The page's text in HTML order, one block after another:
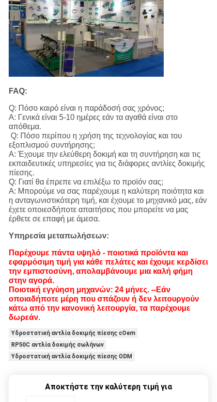
FAQ:
Q: Πόσο καιρό είναι η παράδοσή σας χρόνος;
Α: Γενικά είναι 5-10 ημέρες εάν τα αγαθά είναι στο
απόθεμα.
Q: Πόσο περίπου η χρήση της τεχνολογίας και του
εξοπλισμού συντήρησης;
Α: Έχουμε την ελεύθερη δοκιμή και τη συντήρηση και τις
εκπαιδευτικές υπηρεσίες για τις διάφορες αντλίες δοκιμής
πίεσης.
Q: Γιατί θα έπρεπε να επιλέξω το προϊόν σας;
Α: Μπορούμε να σας παρέχουμε η καλύτερη ποιότητα και
η ανταγωνιστικότερη τιμή, και έχουμε το μηχανικό μας, εάν
έχετε οποιεσδήποτε απαιτήσεις που μπορείτε να μας
έρθετε σε επαφή με άμεσα.
Υπηρεσία μεταπωλήσεων:
Παρέχουμε πάντα υψηλό - ποιοτικά προϊόντα και
εφαρμόσιμη τιμή για κάθε πελάτες και έχουμε κερδίσει
την εμπιστοσύνη, απολαμβάνουμε μια καλή φήμη
στην αγορά.
Ποιοτική εγγύηση μηχανών: 24 μήνες. --Εάν
οποιαδήποτε μέρη που σπάζουν ή δεν λειτουργούν
κάτω από την κανονική λειτουργία, τα παρέχουμε
δωρεάν.
Υδροστατική αντλία δοκιμής πίεσης cOem
RP50C αντλία δοκιμής σωλήνων
Υδροστατική αντλία δοκιμής πίεσης ODM
Αποκτήστε την καλύτερη τιμή για